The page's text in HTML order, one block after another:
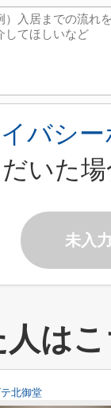
バシ
いた
未入
は
北御堂